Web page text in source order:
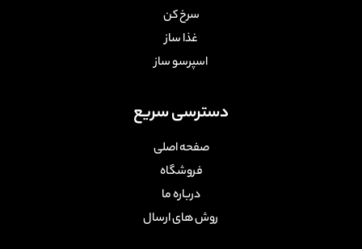
دسترسی سریع
صفحه اصلی
فروشگاه
درباره ما
روش های ارسال
سرخ کن
غذا ساز
اسپرسو ساز